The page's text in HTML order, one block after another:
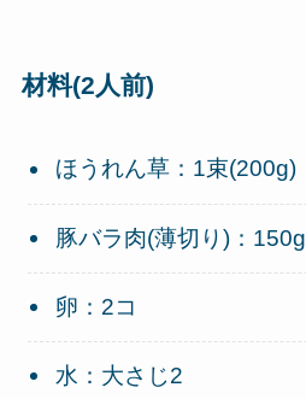
材料(2人前)
ほうれん草：1束(200g)
豚バラ肉(薄切り)：150g
卵：2コ
水：大さじ2